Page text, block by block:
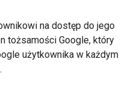
na dostęp do jego
tożsamości Google, który
użytkownika w każdym